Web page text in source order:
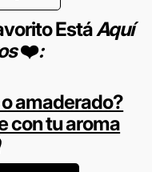
EstáAquí
❤️:
amaderado?
con tu aroma